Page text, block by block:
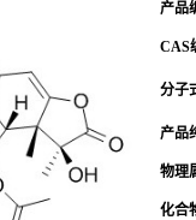
产品
CAS
分子
产品
物理
化合